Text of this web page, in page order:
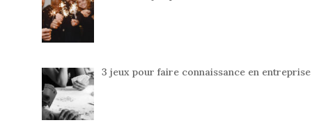
3 jeux pour faire connaissance en entreprise